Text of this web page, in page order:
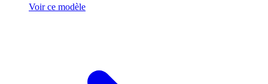
Voir ce modèle